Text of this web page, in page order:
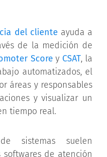
del cliente ayuda a
de la medición de
Score y CSAT, la
automatizados, el
áreas y responsables
y visualizar un
tiempo real.
sistemas suelen
de atención